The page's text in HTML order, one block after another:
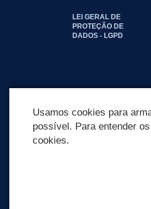
LEI GERAL DE
PROTEÇÃO DE
DADOS - LGPD
Usamos cookies para
possível. Para entender
cookies.